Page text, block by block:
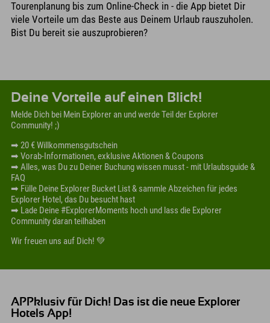
Tourenplanung bis zum Online-Check in - die App bietet Dir
viele Vorteile um das Beste aus Deinem Urlaub rauszuholen.
Bist Du bereit sie auszuprobieren?
Deine Vorteile auf einen Blick!
Melde Dich bei Mein Explorer an und werde Teil der Explorer
Community! ;)
➡ 20 € Willkommensgutschein
➡ Vorab-Informationen, exklusive Aktionen & Coupons
➡ Alles, was Du zu Deiner Buchung wissen musst - mit Urlaubsguide &
FAQ
➡ Fülle Deine Explorer Bucket List & sammle Abzeichen für jedes
Explorer Hotel, das Du besucht hast
➡ Lade Deine #ExplorerMoments hoch und lass die Explorer
Community daran teilhaben
Wir freuen uns auf Dich! 💚
APPklusiv für Dich! Das ist die neue Explorer
Hotels App!